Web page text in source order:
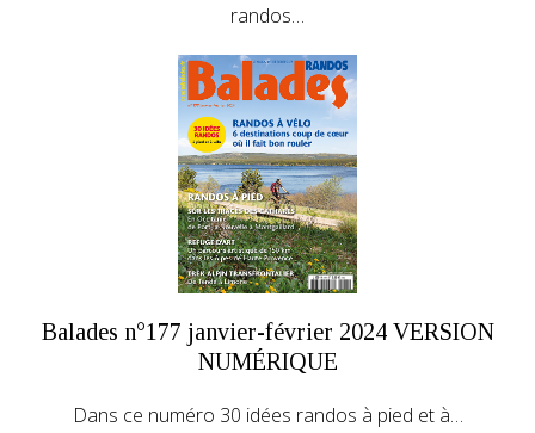
randos…
Balades n°177 janvier-février 2024 VERSION
NUMÉRIQUE
Dans ce numéro 30 idées randos à pied et à…